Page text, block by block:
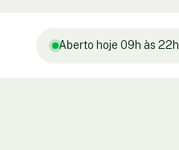
Aberto hoje 09h às 22h